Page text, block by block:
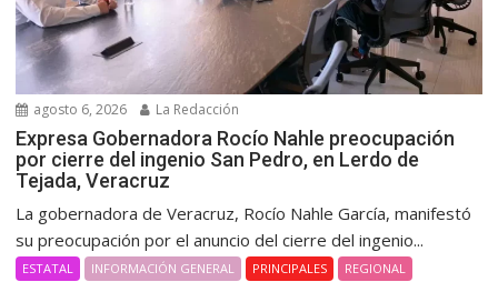
agosto 6, 2026 La Redacción
Expresa Gobernadora Rocío Nahle preocupación
por cierre del ingenio San Pedro, en Lerdo de
Tejada, Veracruz
La gobernadora de Veracruz, Rocío Nahle García, manifestó
su preocupación por el anuncio del cierre del ingenio...
ESTATAL INFORMACIÓN GENERAL PRINCIPALES REGIONAL